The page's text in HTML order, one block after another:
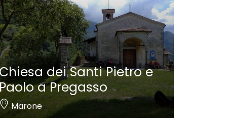
dei Santi Pietro e
a Pregasso
Marone